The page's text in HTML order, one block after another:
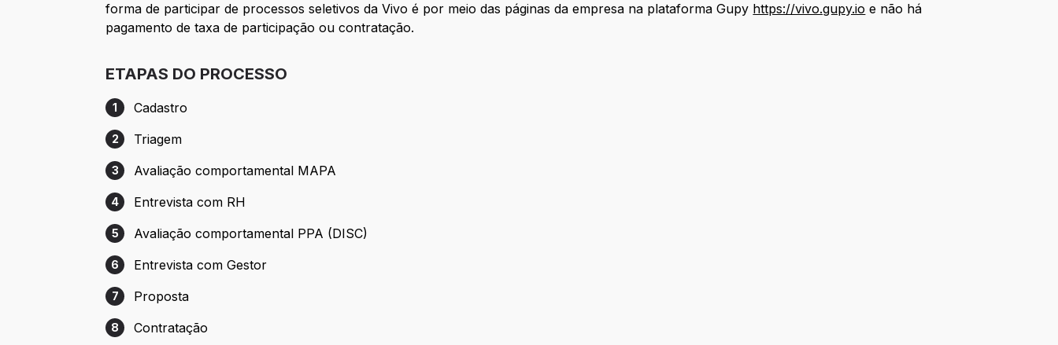
forma de participar de processos seletivos da Vivo é por meio das páginas da empresa na plataforma Gupy https://vivo.gupy.io e não há
pagamento de taxa de participação ou contratação.
ETAPAS DO PROCESSO
Etapa 1: Cadastro
1 Cadastro
Etapa 2: Triagem
2 Triagem
Etapa 3: Avaliação comportamental MAPA
3 Avaliação comportamental MAPA
Etapa 4: Entrevista com RH
4 Entrevista com RH
Etapa 5: Avaliação comportamental PPA (DISC)
5 Avaliação comportamental PPA (DISC)
Etapa 6: Entrevista com Gestor
6 Entrevista com Gestor
Etapa 7: Proposta
7 Proposta
Etapa 8: Contratação
8 Contratação